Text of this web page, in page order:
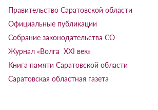
Правительство Саратовской области
Официальные публикации
Собрание законодательства СО
Журнал «Волга XXI век»
Книга памяти Саратовской области
Саратовская областная газета